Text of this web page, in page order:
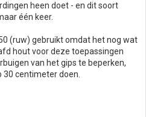
heen doet - en dit soort
één keer.
(ruw) gebruikt omdat het nog wat
hout voor deze toepassingen
van het gips te beperken,
30 centimeter doen.